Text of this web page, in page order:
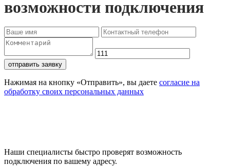
возможности подключения
отправить заявку
Нажимая на кнопку «Отправить», вы даете согласие на
обработку своих персональных данных
Наши специалисты быстро проверят возможность
подключения по вашему адресу.